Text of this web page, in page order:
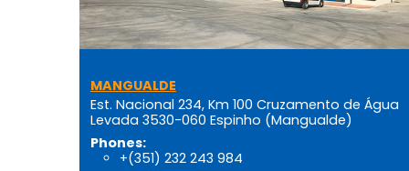
MANGUALDE
Est. Nacional 234, Km 100 Cruzamento de Água
Levada 3530-060 Espinho (Mangualde)
Phones:
+(351) 232 243 984